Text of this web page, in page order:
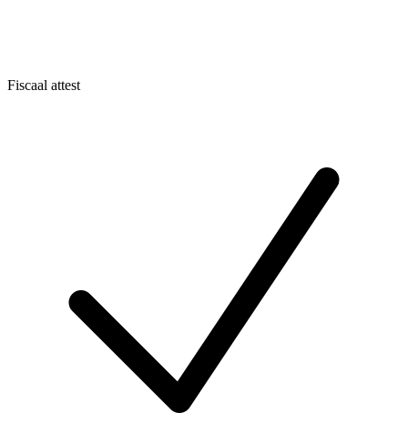
Fiscaal attest